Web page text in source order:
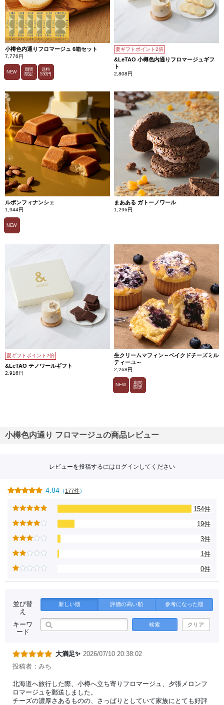
小樽色内通りフロマージュ 6箱セット
7,776円
NEW
期間
限定
送料
550円
夏ギフトポイント2倍
&LeTAO 小樽色内通りフロマージュギフ
ト
2,808円
ルボンフィナンシェ
1,944円
NEW
まあある ガトーノワール
1,296円
夏ギフトポイント2倍
&LeTAO テノワールギフト
2,916円
生クリームマフィン～ベイクドチーズミル
ティーユ～
2,268円
NEW
期間
限定
小樽色内通り フロマージュの商品レビュー
レビューを投稿するには ログイン してください
4.84 （177件）
154件
19件
3件
1件
0件
並び替
え
新しい順 評価の高い順 参考になった順
キーワ
ード
検索 クリア
大満足✨ 2026/07/10 20:38:02
投稿者：みち
北海道へ旅行した際、小樽へ立ち寄りフロマージュ、夕張メロンフ
ロマージュを郵送しました。
チーズの濃厚さあるものの、さっぱりとしていて家族にとても好評